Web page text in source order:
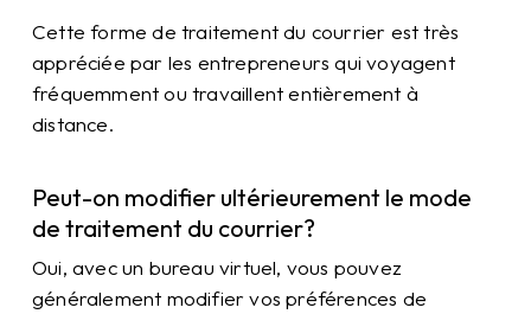
Cette forme de traitement du courrier est très
appréciée par les entrepreneurs qui voyagent
fréquemment ou travaillent entièrement à
distance.
Peut-on modifier ultérieurement le mode
de traitement du courrier?
Oui, avec un bureau virtuel, vous pouvez
généralement modifier vos préférences de